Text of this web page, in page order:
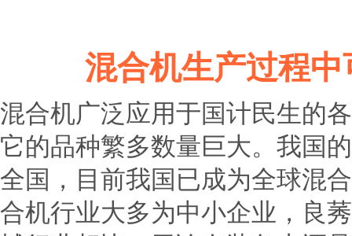
混合机生产过程
混合机广泛应用于国计民生的
它的品种繁多数量巨大。我国
全国，目前我国已成为全球混
合机行业大多为中小企业，良